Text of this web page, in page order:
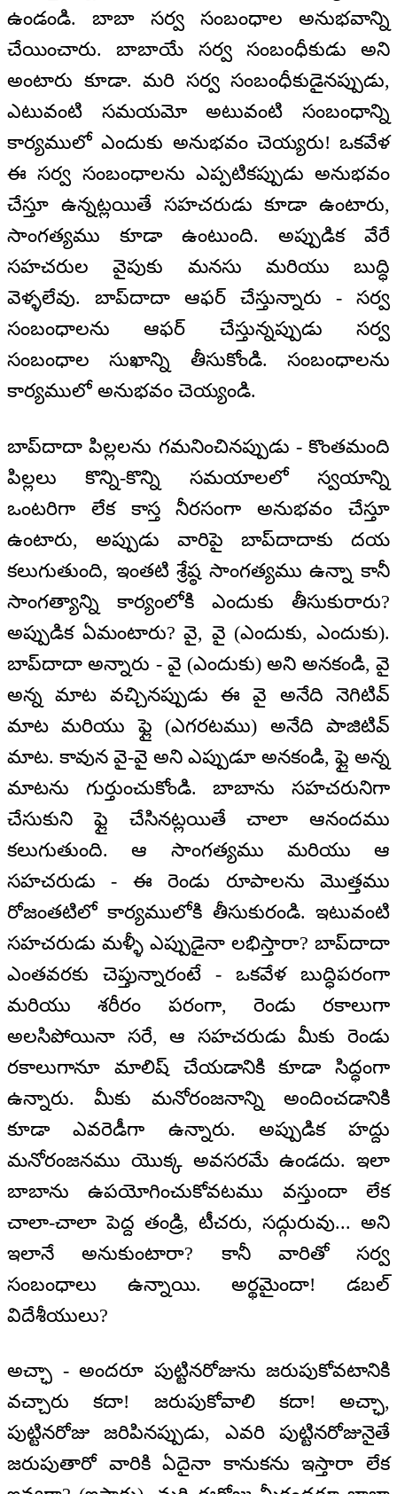
ఉండండి. బాబా సర్వ సంబంధాల అనుభవాన్ని
చేయించారు. బాబాయే సర్వ సంబంధీకుడు అని
అంటారు కూడా. మరి సర్వ సంబంధీకుడైనప్పుడు,
ఎటువంటి సమయమో అటువంటి సంబంధాన్ని
కార్యములో ఎందుకు అనుభవం చెయ్యరు! ఒకవేళ
ఈ సర్వ సంబంధాలను ఎప్పటికప్పుడు అనుభవం
చేస్తూ ఉన్నట్లయితే సహచరుడు కూడా ఉంటారు,
సాంగత్యము కూడా ఉంటుంది. అప్పుడిక వేరే
సహచరుల వైపుకు మనసు మరియు బుద్ధి
వెళ్ళలేవు. బాప్‌‌దాదా ఆఫర్ చేస్తున్నారు - సర్వ
సంబంధాలను ఆఫర్ చేస్తున్నప్పుడు సర్వ
సంబంధాల సుఖాన్ని తీసుకోండి. సంబంధాలను
కార్యములో అనుభవం చెయ్యండి.
బాప్‌‌దాదా పిల్లలను గమనించినప్పుడు - కొంతమంది
పిల్లలు కొన్ని-కొన్ని సమయాలలో స్వయాన్ని
ఒంటరిగా లేక కాస్త నీరసంగా అనుభవం చేస్తూ
ఉంటారు, అప్పుడు వారిపై బాప్‌‌దాదాకు దయ
కలుగుతుంది, ఇంతటి శ్రేష్ఠ సాంగత్యము ఉన్నా కానీ
సాంగత్యాన్ని కార్యంలోకి ఎందుకు తీసుకురారు?
అప్పుడిక ఏమంటారు? వై, వై (ఎందుకు, ఎందుకు).
బాప్‌‌దాదా అన్నారు - వై (ఎందుకు) అని అనకండి, వై
అన్న మాట వచ్చినప్పుడు ఈ వై అనేది నెగిటివ్
మాట మరియు ఫ్లై (ఎగరటము) అనేది పాజిటివ్
మాట. కావున వై-వై అని ఎప్పుడూ అనకండి, ఫ్లై అన్న
మాటను గుర్తుంచుకోండి. బాబాను సహచరునిగా
చేసుకుని ఫ్లై చేసినట్లయితే చాలా ఆనందము
కలుగుతుంది. ఆ సాంగత్యము మరియు ఆ
సహచరుడు - ఈ రెండు రూపాలను మొత్తము
రోజంతటిలో కార్యములోకి తీసుకురండి. ఇటువంటి
సహచరుడు మళ్ళీ ఎప్పుడైనా లభిస్తారా? బాప్‌‌దాదా
ఎంతవరకు చెప్తున్నారంటే - ఒకవేళ బుద్ధిపరంగా
మరియు శరీరం పరంగా, రెండు రకాలుగా
అలసిపోయినా సరే, ఆ సహచరుడు మీకు రెండు
రకాలుగానూ మాలిష్ చేయడానికి కూడా సిద్ధంగా
ఉన్నారు. మీకు మనోరంజనాన్ని అందించడానికి
కూడా ఎవరెడీగా ఉన్నారు. అప్పుడిక హద్దు
మనోరంజనము యొక్క అవసరమే ఉండదు. ఇలా
బాబాను ఉపయోగించుకోవటము వస్తుందా లేక
చాలా-చాలా పెద్ద తండ్రి, టీచరు, సద్గురువు... అని
ఇలానే అనుకుంటారా? కానీ వారితో సర్వ
సంబంధాలు ఉన్నాయి. అర్థమైందా! డబల్
విదేశీయులు?
అచ్ఛా - అందరూ పుట్టినరోజును జరుపుకోవటానికి
వచ్చారు కదా! జరుపుకోవాలి కదా! అచ్ఛా,
పుట్టినరోజు జరిపినప్పుడు, ఎవరి పుట్టినరోజునైతే
జరుపుతారో వారికి ఏదైనా కానుకను ఇస్తారా లేక